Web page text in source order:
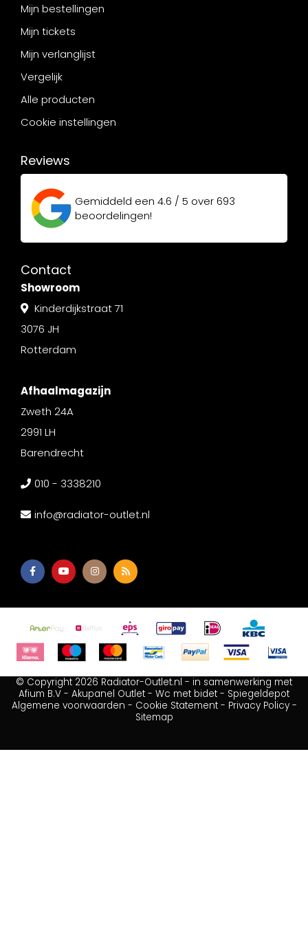
Mijn bestellingen
Mijn tickets
Mijn verlanglijst
Vergelijk
Alle producten
Cookie instellingen
Reviews
Gemiddeld een 4.6 / 5 over693
beoordelingen!
Contact
Showroom
Kinderdijkstraat 71
3076 JH
Rotterdam
Afhaalmagazijn
Zweth 24A
2991 LH
Barendrecht
010 - 3338210
info@radiator-outlet.nl
© Copyright 2026 Radiator-Outlet.nl - in samenwerking met
Afium B.V - Akupanel Outlet - Wc met bidet - Spiegeldepot
Algemene voorwaarden - Cookie Statement- Privacy Policy-
Sitemap